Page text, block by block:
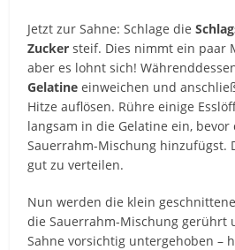
Jetzt zur Sahne: Schlage die
Zucker steif. Dies nimmt ein paar
aber es lohnt sich!
Gelatine einweichen und
Hitze auflösen. Rühre einige
langsam in die Gelatine ein,
Sauerrahm-Mischung hinzufügst.
gut zu verteilen.
Nun werden die klein
die Sauerrahm-Mischung gerührt
Sahne vorsichtig untergehoben –